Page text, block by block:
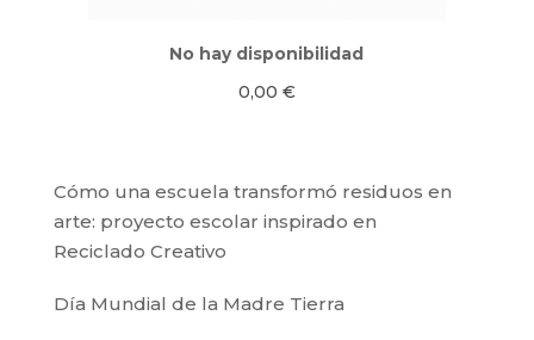
No hay disponibilidad
0,00 €
Cómo una escuela transformó residuos en
arte: proyecto escolar inspirado en
Reciclado Creativo
Día Mundial de la Madre Tierra